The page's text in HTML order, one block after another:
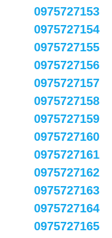
0975727153
0975727154
0975727155
0975727156
0975727157
0975727158
0975727159
0975727160
0975727161
0975727162
0975727163
0975727164
0975727165